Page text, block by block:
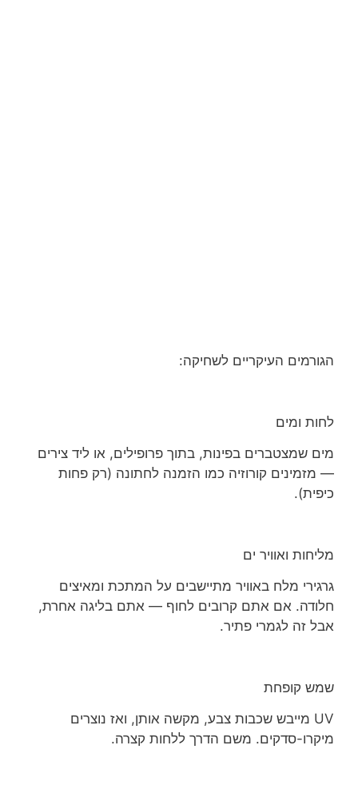
הגורמים העיקריים לשחיקה:
לחות ומים
מים שמצטברים בפינות, בתוך פרופילים, או ליד צירים
— מזמינים קורוזיה כמו הזמנה לחתונה (רק פחות
כיפית).
מליחות ואוויר ים
גרגירי מלח באוויר מתיישבים על המתכת ומאיצים
חלודה. אם אתם קרובים לחוף — אתם בליגה אחרת,
אבל זה לגמרי פתיר.
שמש קופחת
UV מייבש שכבות צבע, מקשה אותן, ואז נוצרים
מיקרו-סדקים. משם הדרך ללחות קצרה.